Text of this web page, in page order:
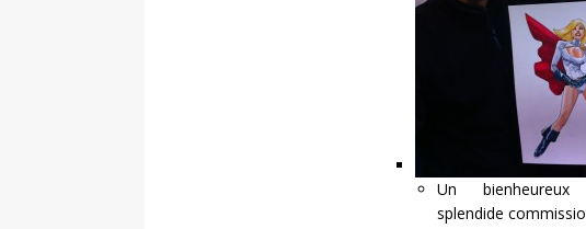
Un
splendide